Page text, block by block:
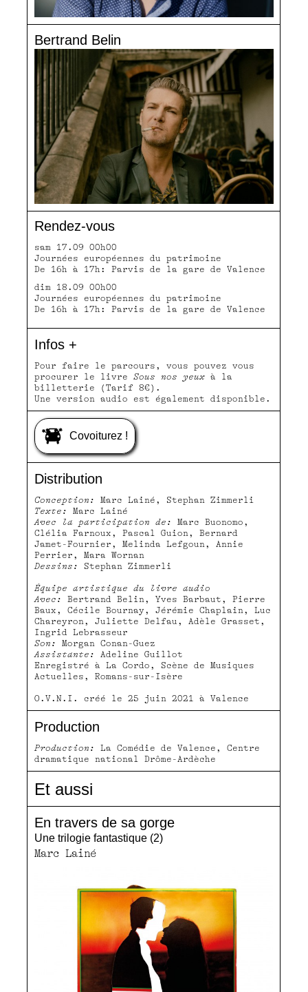
Bertrand Belin
Distribution
Conception:
Marc Lainé, Stephan Zimmerli
Texte:
Marc Lainé
Avec la participation de:
Marc Buonomo,
Clélia Farnoux, Pascal Guion, Bernard
Jamet-Fournier, Melinda Lefgoun, Annie
Perrier, Mara Wornan
Dessins:
Stephan Zimmerli
Équipe artistique du livre audio
Avec:
Bertrand Belin, Yves Barbaut, Pierre
Baux, Cécile Bournay, Jérémie Chaplain, Luc
Chareyron, Juliette Delfau, Adèle Grasset,
Ingrid Lebrasseur
Son:
Morgan Conan-Guez
Assistante:
Adeline Guillot
Enregistré à La Cordo, Scène de Musiques
Actuelles, Romans-sur-Isère
O.V.N.I. créé le 25 juin 2021 à Valence
Production
Production:
La Comédie de Valence, Centre
dramatique national Drôme-Ardèche
Et aussi
En travers de sa gorge
Une trilogie fantastique (2)
Marc Lainé
Rendez-vous
sam 17.09 00h00
Journées européennes du patrimoine
De 16h à 17h: Parvis de la gare de Valence
dim 18.09 00h00
Journées européennes du patrimoine
De 16h à 17h: Parvis de la gare de Valence
Infos +
Pour faire le parcours, vous pouvez vous
procurer le livre Sous nos yeux à la
billetterie (Tarif 8€).
Une version audio est également disponible.
Covoiturez !